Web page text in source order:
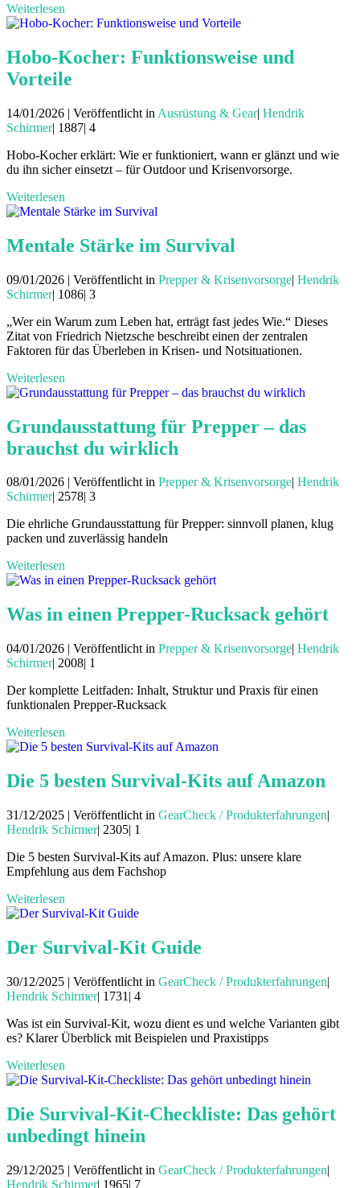
Weiterlesen
Hobo-Kocher: Funktionsweise und
Vorteile
14/01/2026 | Veröffentlicht in Ausrüstung & Gear| Hendrik
Schirmer| 1887| 4
Hobo-Kocher erklärt: Wie er funktioniert, wann er glänzt und wie
du ihn sicher einsetzt – für Outdoor und Krisenvorsorge.
Weiterlesen
Mentale Stärke im Survival
09/01/2026 | Veröffentlicht in Prepper & Krisenvorsorge| Hendrik
Schirmer| 1086| 3
„Wer ein Warum zum Leben hat, erträgt fast jedes Wie.“ Dieses
Zitat von Friedrich Nietzsche beschreibt einen der zentralen
Faktoren für das Überleben in Krisen- und Notsituationen.
Weiterlesen
Grundausstattung für Prepper – das
brauchst du wirklich
08/01/2026 | Veröffentlicht in Prepper & Krisenvorsorge Hendrik
Schirmer| 2578| 3
Die ehrliche Grundausstattung für Prepper: sinnvoll planen, klug
packen und zuverlässig handeln
Weiterlesen
Was in einen Prepper-Rucksack gehört
04/01/2026 | Veröffentlicht in Prepper & Krisenvorsorge| Hendrik
Schirmer| 2008| 1
Der komplette Leitfaden: Inhalt, Struktur und Praxis für einen
funktionalen Prepper-Rucksack
Weiterlesen
Die 5 besten Survival-Kits auf Amazon
31/12/2025 | Veröffentlicht in GearCheck / Produkterfahrungen|
Hendrik Schirmer| 2305| 1
Die 5 besten Survival-Kits auf Amazon. Plus: unsere klare
Empfehlung aus dem Fachshop
Weiterlesen
Der Survival-Kit Guide
30/12/2025 | Veröffentlicht in GearCheck / Produkterfahrungen|
Hendrik Schirmer| 1731| 4
Was ist ein Survival-Kit, wozu dient es und welche Varianten gibt
es? Klarer Überblick mit Beispielen und Praxistipps
Weiterlesen
Die Survival-Kit-Checkliste: Das gehört
unbedingt hinein
29/12/2025 | Veröffentlicht in GearCheck / Produkterfahrungen|
Hendrik Schirmer| 1965| 7